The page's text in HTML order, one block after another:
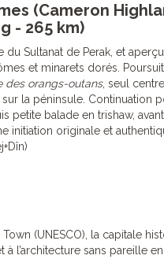
(Cameron
- 265 km)
du Sultanat de Perak, et
et minarets dorés.
des orangs-outans, seul
la péninsule. Continuation
petite balade en trishaw,
initiation originale et
(UNESCO), la capitale
à l’architecture sans pareille